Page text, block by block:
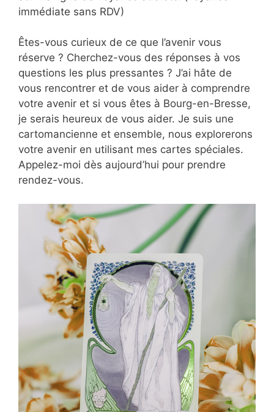
immédiate sans RDV)
Êtes-vous curieux de ce que l’avenir vous
réserve ? Cherchez-vous des réponses à vos
questions les plus pressantes ? J’ai hâte de
vous rencontrer et de vous aider à comprendre
votre avenir et si vous êtes à Bourg-en-Bresse,
je serais heureux de vous aider. Je suis une
cartomancienne et ensemble, nous explorerons
votre avenir en utilisant mes cartes spéciales.
Appelez-moi dès aujourd’hui pour prendre
rendez-vous.